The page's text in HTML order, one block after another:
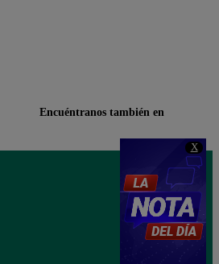
X
Encuéntranos también en